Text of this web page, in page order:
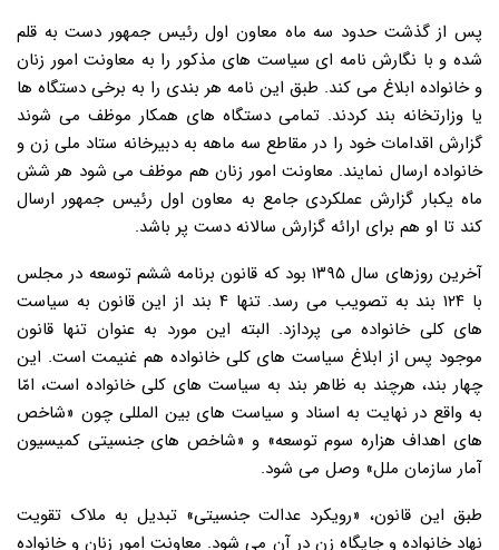
پس از گذشت حدود سه ماه معاون اول رئیس جمهور دست به قلم
شده و با نگارش نامه ای سیاست های مذکور را به معاونت امور زنان
و خانواده ابلاغ می کند. طبق این نامه هر بندی را به برخی دستگاه ها
یا وزارتخانه بند کردند. تمامی دستگاه های همکار موظف می شوند
گزارش اقدامات خود را در مقاطع سه ماهه به دبیرخانه ستاد ملی زن و
خانواده ارسال نمایند. معاونت امور زنان هم موظف می شود هر شش
ماه یکبار گزارش عملکردی جامع به معاون اول رئیس جمهور ارسال
کند تا او هم برای ارائه گزارش سالانه دست پر باشد.
آخرین روزهای سال ۱۳۹۵ بود که قانون برنامه ششم توسعه در مجلس
با ۱۲۴ بند به تصویب می رسد. تنها ۴ بند از این قانون به سیاست
های کلی خانواده می پردازد. البته این مورد به عنوان تنها قانون
موجود پس از ابلاغ سیاست های کلی خانواده هم غنیمت است. این
چهار بند، هرچند به ظاهر بند به سیاست های کلی خانواده است، امّا
به واقع در نهایت به اسناد و سیاست های بین المللی چون «شاخص
های اهداف هزاره سوم توسعه» و «شاخص های جنسیتی کمیسیون
آمار سازمان ملل» وصل می شود.
طبق این قانون، «رویکرد عدالت جنسیتی» تبدیل به ملاک تقویت
نهاد خانواده و جایگاه زن در آن می شود. معاونت امور زنان و خانواده